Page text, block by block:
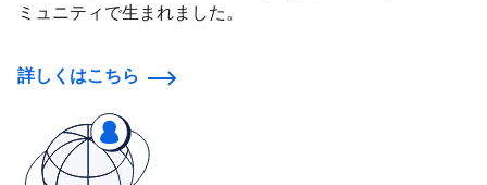
ミュニティで生まれました。
詳しくはこちら